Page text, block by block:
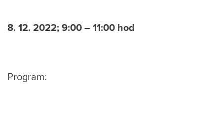
8. 12. 2022; 9:00 – 11:00 hod
Program: